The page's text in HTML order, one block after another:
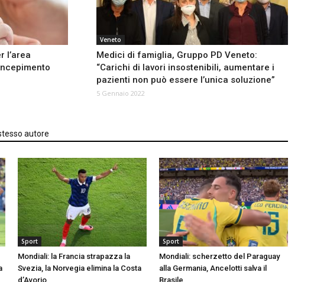
l’area
Veneto
Medici di famiglia, Gruppo PD Veneto:
“Carichi di lavori insostenibili, aumentare i
pazienti non può essere l’unica soluzione”
5 Gennaio 2022
autore
Sport
Mondiali: la Francia strapazza la
Svezia, la Norvegia elimina la Costa
d’Avorio
Sport
Mondiali: scherzetto del Paraguay
alla Germania, Ancelotti salva il
Brasile